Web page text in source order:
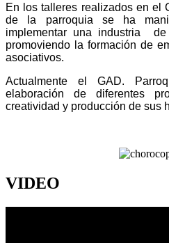
En los talleres realizados en el
de la parroquia se ha
implementar una industria de
promoviendo la formación de
asociativos.
Actualmente el GAD.
elaboración de diferentes
creatividad y producción de sus
VIDEO